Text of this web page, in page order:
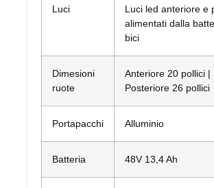
Luci
Luci led anteriore e
alimentati dalla
bici
Dimesioni
ruote
Anteriore 20 pollici |
Posteriore 26 pollici
Portapacchi Alluminio
Batteria 48V 13,4 Ah